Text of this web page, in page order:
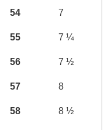
54 7
55 7 ¼
56 7 ½
57 8
58 8 ½